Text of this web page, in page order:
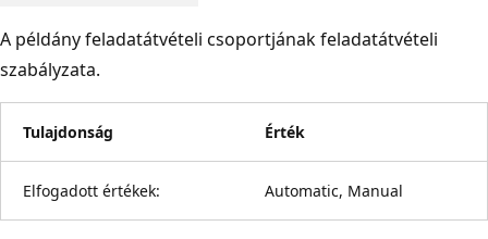
A példány feladatátvételi csoportjának feladatátvételi
szabályzata.
Tulajdonság Érték
Elfogadott értékek: Automatic, Manual